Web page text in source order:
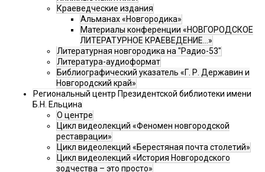
Краеведческие издания
Альманах «Новгородика»
Материалы конференции «НОВГОРОДСКОЕ
ЛИТЕРАТУРНОЕ КРАЕВЕДЕНИЕ...»
Литературная новгородика на "Радио-53"
Литература-аудиоформат
Библиографический указатель «Г. Р. Державин и
Новгородский край»
Региональный центр Президентской библиотеки имени
Б.Н. Ельцина
О центре
Цикл видеолекций «Феномен новгородской
реставрации»
Цикл видеолекций «Берестяная почта столетий»
Цикл видеолекций «История Новгородского
зодчества – это просто»